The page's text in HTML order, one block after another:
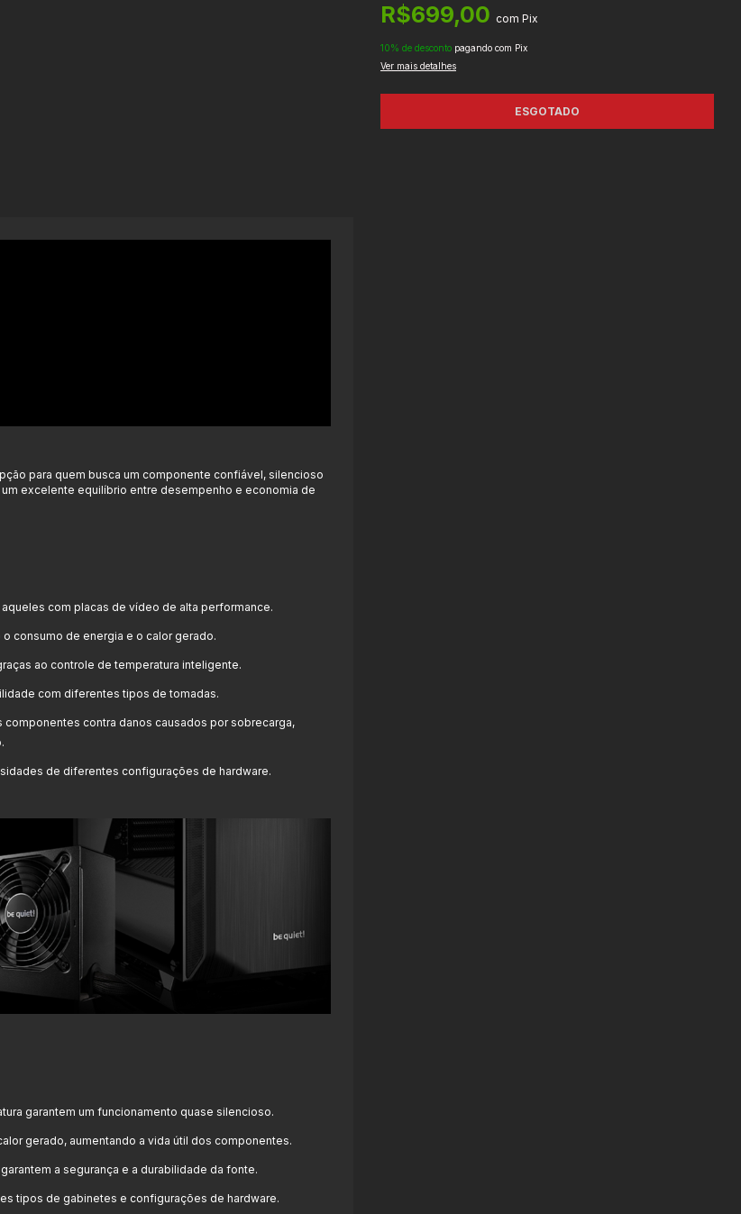
R$699,00 com Pix
10% de desconto pagando com Pix
Ver mais detalhes
para quem busca um componente confiável, silencioso
excelente equilíbrio entre desempenho e economia de
com placas de vídeo de alta performance.
consumo de energia e o calor gerado.
ao controle de temperatura inteligente.
com diferentes tipos de tomadas.
componentes contra danos causados por sobrecarga,
de diferentes configurações de hardware.
garantem um funcionamento quase silencioso.
gerado, aumentando a vida útil dos componentes.
a segurança e a durabilidade da fonte.
tipos de gabinetes e configurações de hardware.